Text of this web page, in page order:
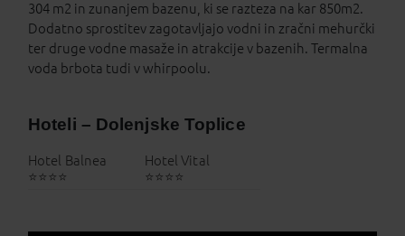
304 m2 in zunanjem bazenu, ki se razteza na kar 850m2.
Dodatno sprostitev zagotavljajo vodni in zračni mehurčki
ter druge vodne masaže in atrakcije v bazenih. Termalna
voda brbota tudi v whirpoolu.
Hoteli – Dolenjske Toplice
Hotel Balnea
⭐⭐⭐⭐
Hotel Vital
⭐⭐⭐⭐